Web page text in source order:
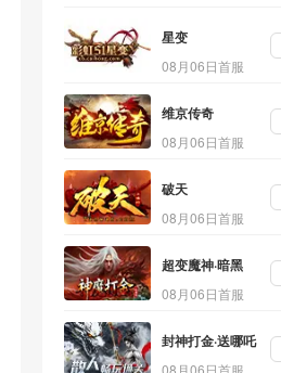
星变
08月06日首服
维京传奇
08月06日首服
破天
08月06日首服
超变魔神·暗黑
08月06日首服
封神打金·送哪吒
08月06日首服